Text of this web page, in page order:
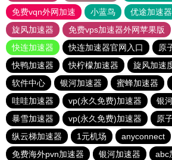
免费vqn外网加速
小蓝鸟 优途加速
旋风加速器
免费vps加速器外网苹果版
快连加速器
快连加速器官网入口
原
快鸭加速器
快柠檬加速器 旋风加速
软件中心
银河加速器 蜜蜂加速器
哇哇加速器
vp(永久免费)加速器
银
暴雪加速器
vp(永久免费)加速器
原
纵云梯加速器
1元机场 anyconnect
免费海外pvn加速器
银河加速器
abc